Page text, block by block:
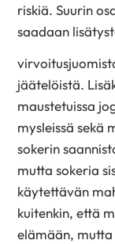
riskiä. Suurin
saadaan
jäätelöistä.
maustetuissa
mysleissä sekä
sokerin
mutta sokeria
käytettävän
kuitenkin, että
elämään,